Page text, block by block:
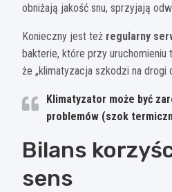
obniżają jakość snu, sprzyjają
Konieczny jest też regularny
bakterie, które przy
że „klimatyzacja szkodzi na
Klimatyzator może być
problemów (szok
Bilans
sens